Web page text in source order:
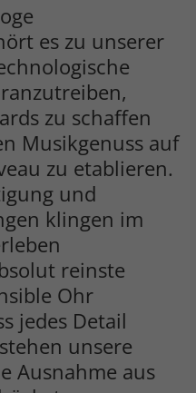
es zu unserer
zu schaffen
Musikgenuss auf
zu etablieren.
und
klingen im
reinste
Ohr
jedes Detail
unsere
Ausnahme aus